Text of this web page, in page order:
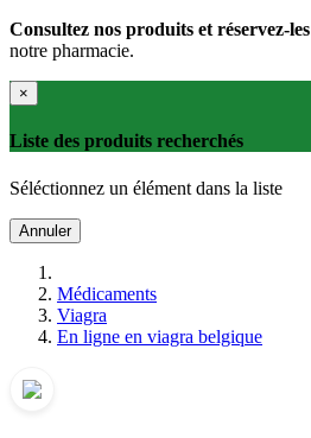
Consultez nos produits et réservez-les
notre pharmacie.
×
Liste des produits recherchés
Séléctionnez un élément dans la liste
Annuler
Médicaments
Viagra
En ligne en viagra belgique